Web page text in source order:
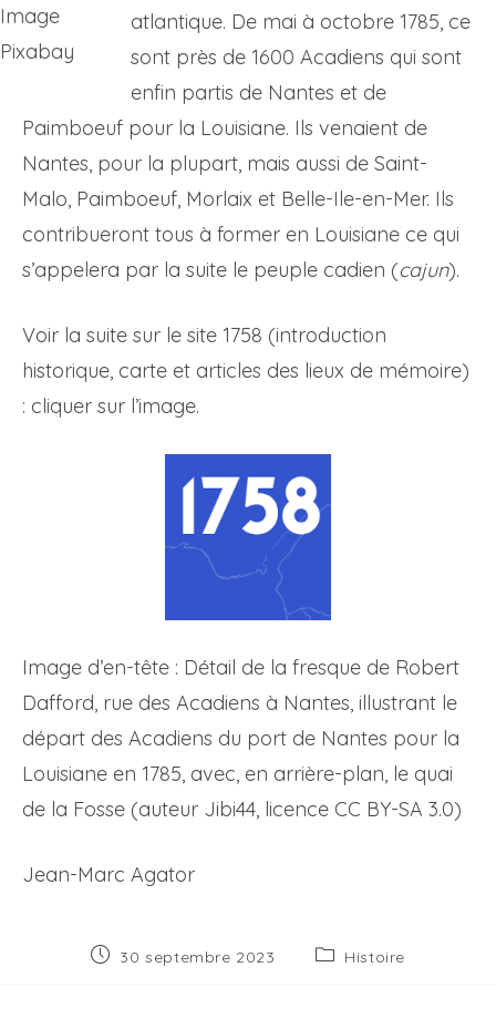
Image
Pixabay
atlantique. De mai à octobre 1785, ce
sont près de 1600 Acadiens qui sont
enfin partis de Nantes et de
Paimboeuf pour la Louisiane. Ils venaient de
Nantes, pour la plupart, mais aussi de Saint-
Malo, Paimboeuf, Morlaix et Belle-Ile-en-Mer. Ils
contribueront tous à former en Louisiane ce qui
s’appelera par la suite le peuple cadien (cajun).
Voir la suite sur le site 1758 (introduction
historique, carte et articles des lieux de mémoire)
: cliquer sur l’image.
Image d’en-tête : Détail de la fresque de Robert
Dafford, rue des Acadiens à Nantes, illustrant le
départ des Acadiens du port de Nantes pour la
Louisiane en 1785, avec, en arrière-plan, le quai
de la Fosse (auteur Jibi44, licence CC BY-SA 3.0)
Jean-Marc Agator
Publication
30 septembre 2023
PostHistoire